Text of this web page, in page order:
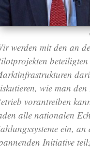
werden mit den an
beteiligten
wie man den
vorantreiben
alle nationalen
ein, an
Initiative